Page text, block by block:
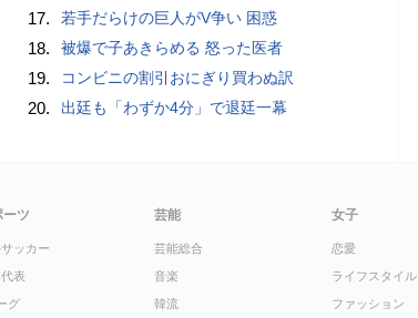
17. 若手だらけの巨人がV争い 困惑
18. 被爆で子あきらめる 怒った医者
19. コンビニの割引おにぎり買わぬ訳
20. 出廷も「わずか4分」で退廷一幕
ーツ
ッカー
表
グ
芸能
芸能総合
音楽
韓流
女子
恋愛
ライフスタイル
ファッション